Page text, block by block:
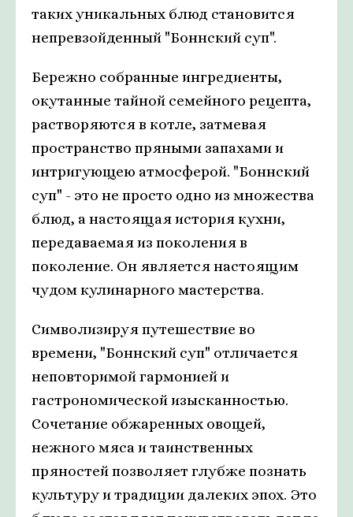
таких уникальных блюд становится
непревзойденный "Боннский суп".
Бережно собранные ингредиенты,
окутанные тайной семейного рецепта,
растворяются в котле, затмевая
пространство пряными запахами и
интригующею атмосферой. "Боннский
суп" - это не просто одно из множества
блюд, а настоящая история кухни,
передаваемая из поколения в
поколение. Он является настоящим
чудом кулинарного мастерства.
Символизируя путешествие во
времени, "Боннский суп" отличается
неповторимой гармонией и
гастрономической изысканностью.
Сочетание обжаренных овощей,
нежного мяса и таинственных
пряностей позволяет глубже познать
культуру и традиции далеких эпох. Это